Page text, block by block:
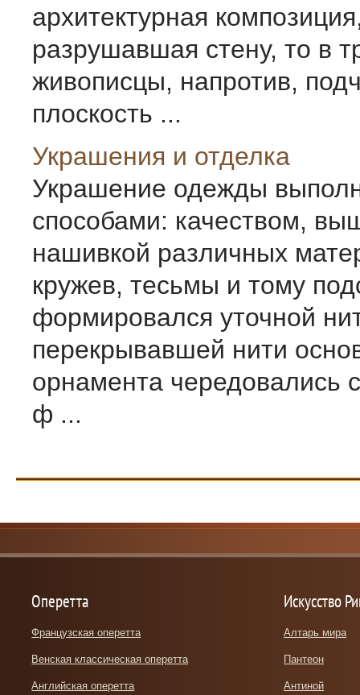
архитектурная
разрушавшая стену, то в
живописцы, напротив,
плоскость ...
Украшения и отделка
Украшение одежды
способами: качеством,
нашивкой различных
кружев, тесьмы и тому
формировался уточной
перекрывавшей нити
орнамента чередовались
ф ...
Оперетта
Французская оперетта
Венская классическая оперетта
Английская оперетта
Искусство
Алтарь мира
Пантеон
Антиной